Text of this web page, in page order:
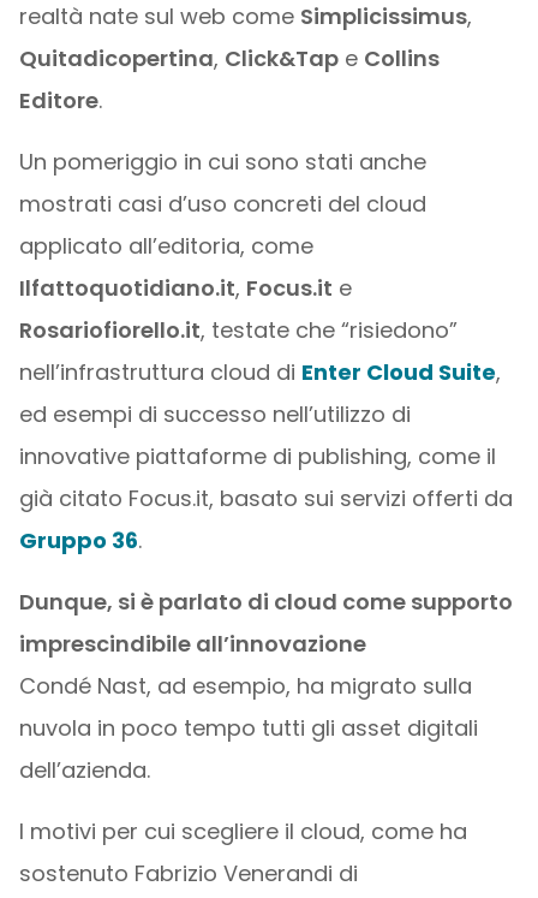
realtà nate sul web come Simplicissimus,
Quitadicopertina, Click&Tape Collins
Editore.
Un pomeriggio in cui sono stati anche
mostrati casi d’uso concreti del cloud
applicato all’editoria, come
Ilfattoquotidiano.it, Focus.it e
Rosariofiorello.it, testate che “risiedono”
nell’infrastruttura cloud di Enter Cloud Suite,
ed esempi di successo nell’utilizzo di
innovative piattaforme di publishing, come il
già citato Focus.it, basato sui servizi offerti da
Gruppo 36.
Dunque, si è parlato di cloud come supporto
imprescindibile all’innovazione
Condé Nast, ad esempio, ha migrato sulla
nuvola in poco tempo tutti gli asset digitali
dell’azienda.
I motivi per cui scegliere il cloud, come ha
sostenuto Fabrizio Venerandi di